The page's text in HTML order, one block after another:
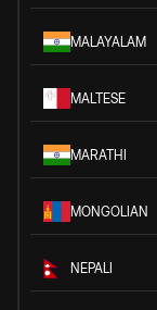
MALAYALAM
MALTESE
MARATHI
MONGOLIAN
NEPALI